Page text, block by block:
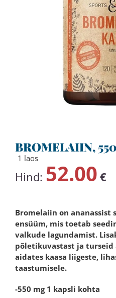
BROMELAIIN,
1 laos
Hind: 52.00 €
Bromelaiin on ananassist
ensüüm, mis toetab
valkude lagundamist.
põletikuvastast ja
aidates kaasa liigeste,
taastumisele.
-550 mg 1 kapsli kohta